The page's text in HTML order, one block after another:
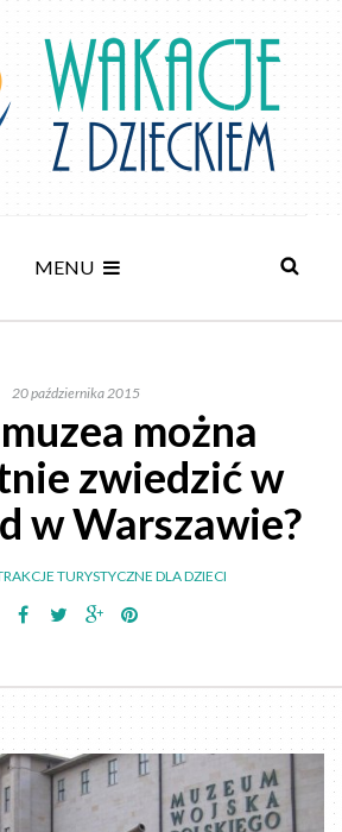
MENU
20 października 2015
można
zwiedzić w
w Warszawie?
TURYSTYCZNE DLA DZIECI